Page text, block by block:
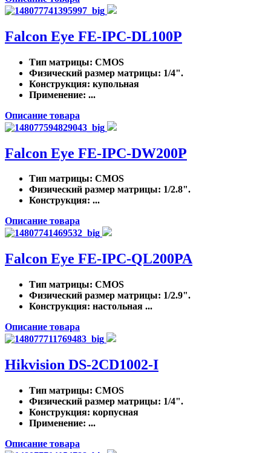
Falcon Eye FE-IPC-DL100P
Тип матрицы: CMOS
Физический размер матрицы: 1/4".
Конструкция: купольная
Применение: ...
Описание товара
Falcon Eye FE-IPC-DW200P
Тип матрицы: CMOS
Физический размер матрицы: 1/2.8".
Конструкция: ...
Описание товара
Falcon Eye FE-IPC-QL200PA
Тип матрицы: CMOS
Физический размер матрицы: 1/2.9".
Конструкция: настольная ...
Описание товара
Hikvision DS-2CD1002-I
Тип матрицы: CMOS
Физический размер матрицы: 1/4".
Конструкция: корпусная
Применение: ...
Описание товара